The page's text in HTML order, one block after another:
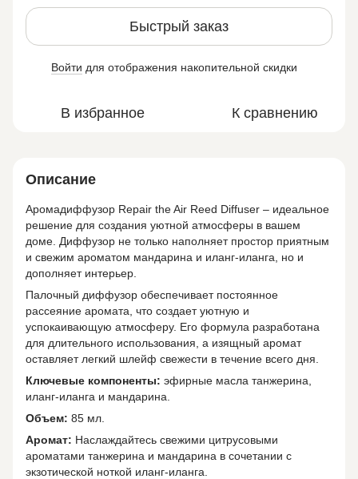
Быстрый заказ
Войти для отображения накопительной скидки
В избранное К сравнению
Описание
Аромадиффузор Repair the Air Reed Diffuser – идеальное
решение для создания уютной атмосферы в вашем
доме. Диффузор не только наполняет простор приятным
и свежим ароматом мандарина и иланг-иланга, но и
дополняет интерьер.
Палочный диффузор обеспечивает постоянное
рассеяние аромата, что создает уютную и
успокаивающую атмосферу. Его формула разработана
для длительного использования, а изящный аромат
оставляет легкий шлейф свежести в течение всего дня.
Ключевые компоненты: эфирные масла танжерина,
иланг-иланга и мандарина.
Объем: 85 мл.
Аромат: Наслаждайтесь свежими цитрусовыми
ароматами танжерина и мандарина в сочетании с
экзотической ноткой иланг-иланга.